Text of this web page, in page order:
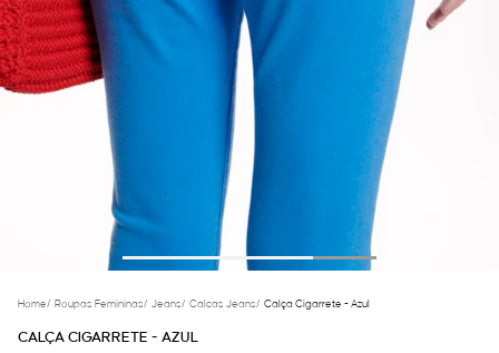
Home/ Roupas Femininas/ Jeans/ Calcas Jeans/ Calça Cigarrete - Azul
CALÇA CIGARRETE - AZUL